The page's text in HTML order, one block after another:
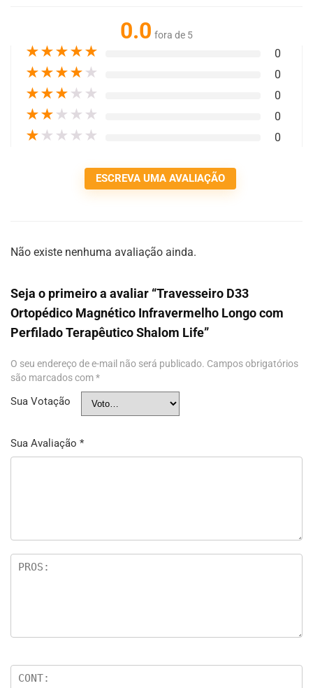
0.0 fora de 5
★★★★★ 0
★★★★ ★ 0
★★★ ★ ★ 0
★★ ★ ★ ★ 0
★ ★ ★ ★ ★ 0
ESCREVA UMA AVALIAÇÃO
Não existe nenhuma avaliação ainda.
Seja o primeiro a avaliar “Travesseiro D33
Ortopédico Magnético Infravermelho Longo com
Perfilado Terapêutico Shalom Life”
O seu endereço de e-mail não será publicado. Campos obrigatórios
são marcados com*
Sua Votação
Sua Avaliação *